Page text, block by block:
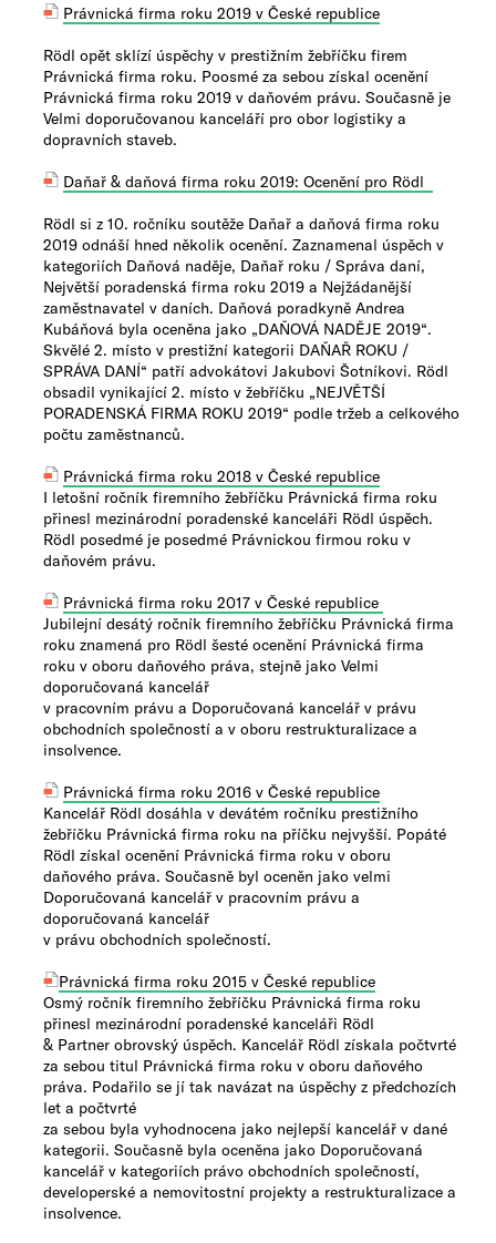
Právnická firma roku 2019 v České republice
Rödl opět sklízí úspěchy v prestižním žebříčku firem
Právnická firma roku. Poosmé za sebou získal ocenění
Právnická firma roku 2019 v daňovém právu. Současně je
Velmi doporučovanou kanceláří pro obor logistiky a
dopravních staveb.
Daňař & daňová firma roku 2019: Ocenění pro Rödl
Rödl si z 10. ročníku soutěže Daňař a daňová firma roku
2019 odnáší hned několik ocenění. Zaznamenal úspěch v
kategoriích Daňová naděje, Daňař roku / Správa daní,
Největší poradenská firma roku 2019 a Nejžádanější
zaměstnavatel v daních. Daňová poradkyně Andrea
Kubáňová byla oceněna jako „DAŇOVÁ NADĚJE 2019“.
Skvělé 2. místo v prestižní kategorii DAŇAŘ ROKU /
SPRÁVA DANÍ“ patří advokátovi Jakubovi Šotníkovi. Rödl
obsadil vynikající 2. místo v žebříčku „NEJVĚTŠÍ
PORADENSKÁ FIRMA ROKU 2019“ podle tržeb a celkového
počtu zaměstnanců.
Právnická firma roku 2018 v České republice
I letošní ročník firemního žebříčku Právnická firma roku
přinesl mezinárodní poradenské kanceláři Rödl úspěch.
Rödl posedmé je posedmé Právnickou firmou roku v
daňovém právu.
Právnická firma roku 2017 v České republice
Jubilejní desátý ročník firemního žebříčku Právnická firma
roku znamená pro Rödl šesté ocenění Právnická firma
roku v oboru daňového práva, stejně jako Velmi
doporučovaná kancelář
v pracovním právu a Doporučovaná kancelář v právu
obchodních společností a v oboru restrukturalizace a
insolvence.
Právnická firma roku 2016 v České republice
Kancelář Rödl dosáhla v devátém ročníku prestižního
žebříčku Právnická firma roku na příčku nejvyšší. Popáté
Rödl získal ocenění Právnická firma roku v oboru
daňového práva. Současně byl oceněn jako velmi
Doporučovaná kancelář v pracovním právu a
doporučovaná kancelář
v právu obchodních společností.
Právnická firma roku 2015 v České republice
Osmý ročník firemního žebříčku Právnická firma roku
přinesl mezinárodní poradenské kanceláři Rödl
& Partner obrovský úspěch. Kancelář Rödl získala počtvrté
za sebou titul Právnická firma roku v oboru daňového
práva. Podařilo se jí tak navázat na úspěchy z předchozích
let a počtvrté
za sebou byla vyhodnocena jako nejlepší kancelář v dané
kategorii. Současně byla oceněna jako Doporučovaná
kancelář v kategoriích právo obchodních společností,
developerské a nemovitostní projekty a restrukturalizace a
insolvence.